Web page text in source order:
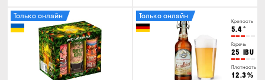
Только онлайн
Крепость
5.4°
Горечь
25 IBU
Плотность
12.3%
Только онлайн